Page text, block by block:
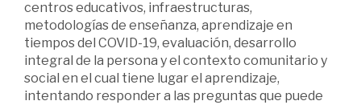
centros educativos, infraestructuras,
metodologías de enseñanza, aprendizaje en
tiempos del COVID-19, evaluación, desarrollo
integral de la persona y el contexto comunitario y
social en el cual tiene lugar el aprendizaje,
intentando responder a las preguntas que puede